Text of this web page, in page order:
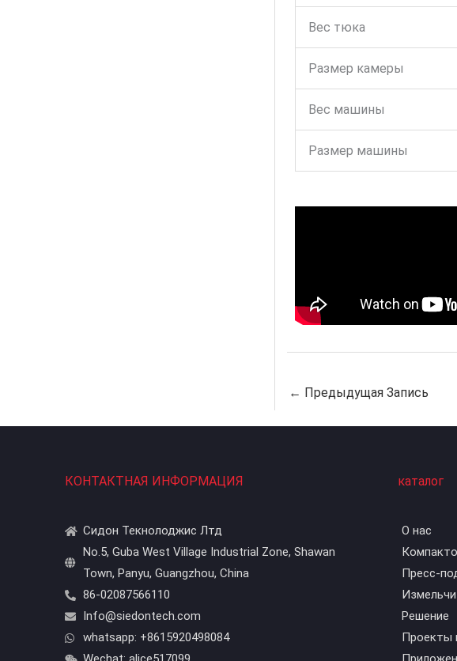
Вес тюка
Размер камеры
Вес машины
Размер машины
← Предыдущая Запись
КОНТАКТНАЯ ИНФОРМАЦИЯ
Сидон Текнолоджис Лтд
No.5, Guba West Village Industrial Zone, Shawan
Town, Panyu, Guangzhou, China
86-02087566110
Info@siedontech.com
whatsapp: +8615920498084
каталог
О нас
Пресс-
Решение
Проекты